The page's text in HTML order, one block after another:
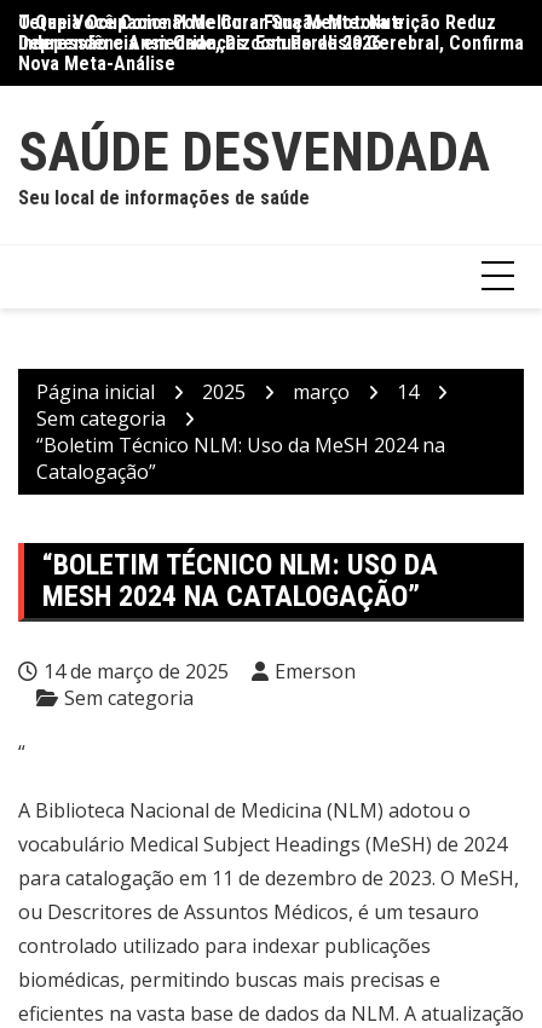
para
conteúdo
O Que Você Come Pode Curar Sua Mente: Nutrição Reduz
Depressão e Ansiedade, Diz Estudo de 2026
Terapia Ocupacional Melhora Função Motora e
Independência em Crianças com Paralisia Cerebral, Confirma
Nova Meta-Análise
SAÚDE DESVENDADA
Seu local de informações de saúde
Página inicial 2025 março
14
Sem categoria
“Boletim Técnico NLM: Uso da MeSH 2024 na
Catalogação”
“BOLETIM TÉCNICO NLM: USO DA
MESH 2024 NA CATALOGAÇÃO”
14 de março de 2025
Emerson
Sem categoria
“
A Biblioteca Nacional de Medicina (NLM) adotou o
vocabulário Medical Subject Headings (MeSH) de 2024
para catalogação em 11 de dezembro de 2023. O MeSH,
ou Descritores de Assuntos Médicos, é um tesauro
controlado utilizado para indexar publicações
biomédicas, permitindo buscas mais precisas e
eficientes na vasta base de dados da NLM. A atualização